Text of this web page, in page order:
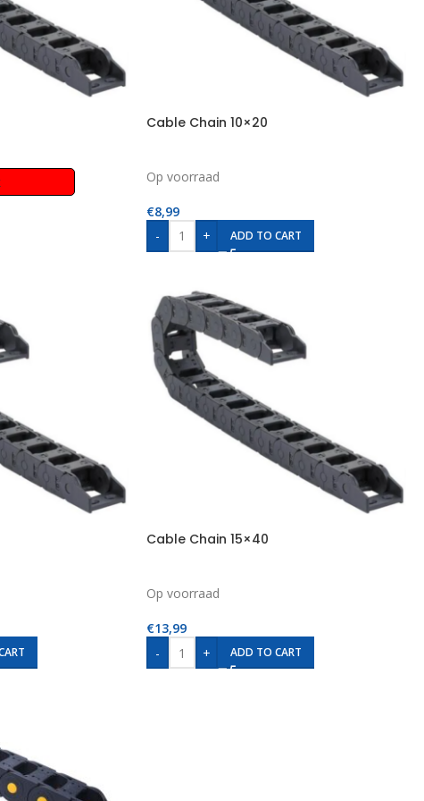
Cable Chain 10×20
Op voorraad
€8,99
-
+ ADD TO CART
Cable Chain 15×40
Op voorraad
€13,99
-
+ ADD TO CART